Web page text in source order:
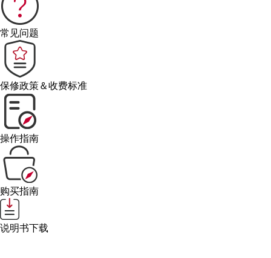
常见问题
保修政策＆收费标准
操作指南
购买指南
说明书下载